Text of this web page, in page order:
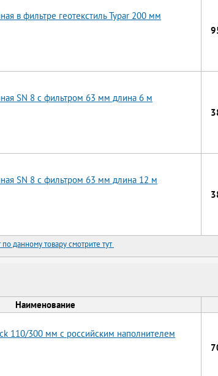
в фильтре геотекстиль Typar 200 мм
SN 8 с фильтром 63 мм длина 6 м
SN 8 с фильтром 63 мм длина 12 м
данному товару смотрите тут
Наименование
110/300 мм с российским наполнителем